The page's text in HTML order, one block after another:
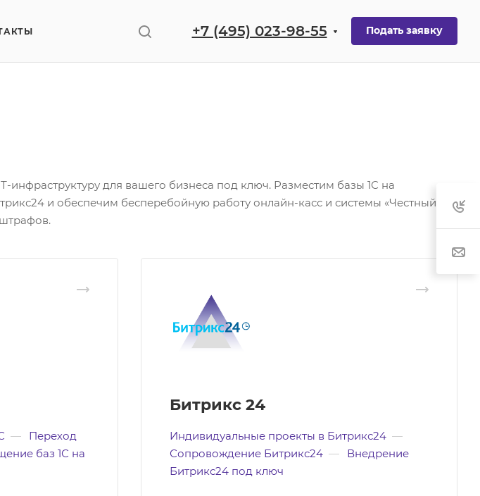
+7 (495) 023-98-55 Подать заявку
для вашего бизнеса под ключ. Разместим базы 1С на
и обеспечим бесперебойную работу онлайн-касс и системы «Честный
—
Переход
баз 1С на
Битрикс 24
Индивидуальные проекты в Битрикс24 —
Сопровождение Битрикс24 —
Внедрение
Битрикс24 под ключ